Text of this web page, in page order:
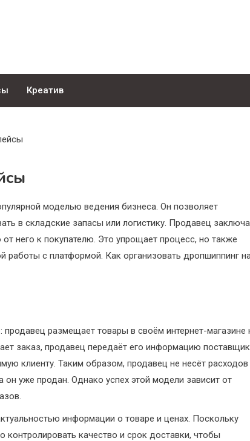
Креатив
моделью ведения бизнеса. Он позволяет
в складские запасы или логистику. Продавец
него к покупателю. Это упрощает процесс, но также
работы с платформой. Как организовать дропшиппинг
размещает товары в своём интернет-магазине
заказ, продавец передаёт его информацию
клиенту. Таким образом, продавец не несёт расходов
он уже продан. Однако успех этой модели зависит от
информации о товаре и ценах. Поскольку
контролировать качество и срок доставки, чтобы